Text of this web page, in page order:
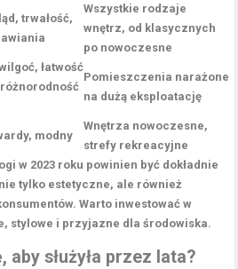
trwałość,
Wszystkie rodzaje
wnętrz, od klasycznych
po nowoczesne
łatwość
Pomieszczenia narażone
na dużą eksploatację
modny
Wnętrza nowoczesne,
strefy rekreacyjne
w 2023 roku powinien być dokładnie
tylko estetyczne, ale również
Warto inwestować w
stylowe i przyjazne dla środowiska.
aby służyła przez lata?